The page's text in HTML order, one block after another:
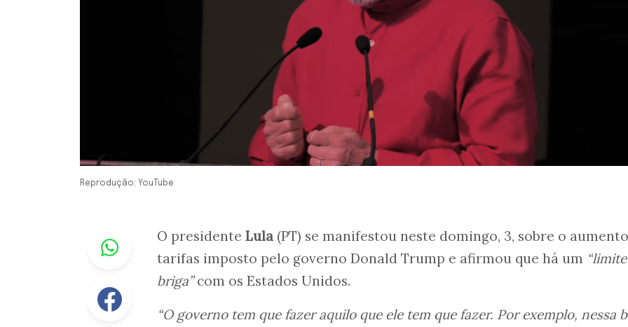
Reprodução: YouTube
Whastapp
Facebook
O presidente Lula (PT) se manifestou neste domingo, 3, sobre o
tarifas imposto pelo governo Donald Trump e afirmou que há um
briga”com os Estados Unidos.
“O governo tem que fazer aquilo que ele tem que fazer. Por exemplo, nessa